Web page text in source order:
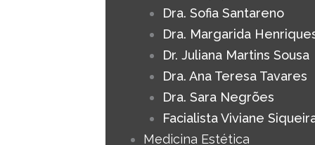
Dra. Sofia Santareno
Dra. Margarida
Dr. Juliana Martins Sousa
Dra. Ana Teresa Tavares
Dra. Sara Negrões
Facialista Viviane
Medicina Estética